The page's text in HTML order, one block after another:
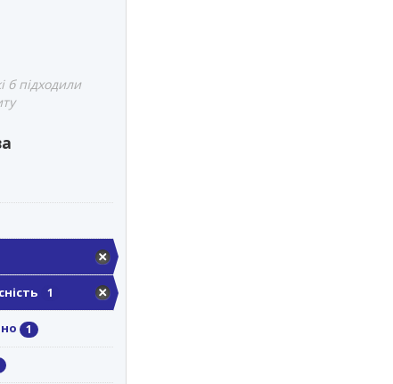
б підходили
1
1